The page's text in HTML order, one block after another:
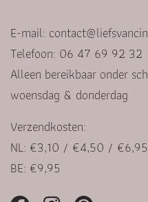
E-mail:
Telefoon: 06 47 69 92 32
Alleen bereikbaar onder
woensdag & donderdag
Verzendkosten:
NL: €3,10 / €4,50 / €6,95
BE: €9,95